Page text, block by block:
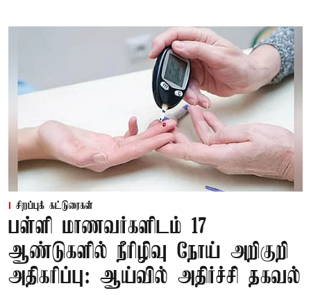
சிறப்புக் கட்டுரைகள்
பள்ளி மாணவர்களிடம் 17
ஆண்டுகளில் நீரிழிவு நோய் அறிகுறி
அதிகரிப்பு: ஆய்வில் அதிர்ச்சி தகவல்